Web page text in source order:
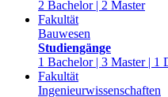
2 Bachelor | 2 Master
Fakultät
Bauwesen
Studiengänge
1 Bachelor | 3 Master | 1
Fakultät
Ingenieurwissenschaften